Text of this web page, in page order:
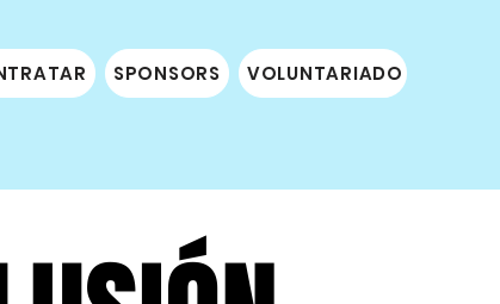
SPONSORS VOLUNTARIADO